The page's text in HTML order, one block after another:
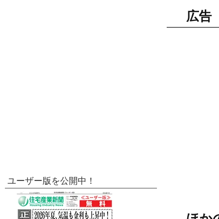
広告
ユーザー版を公開中！